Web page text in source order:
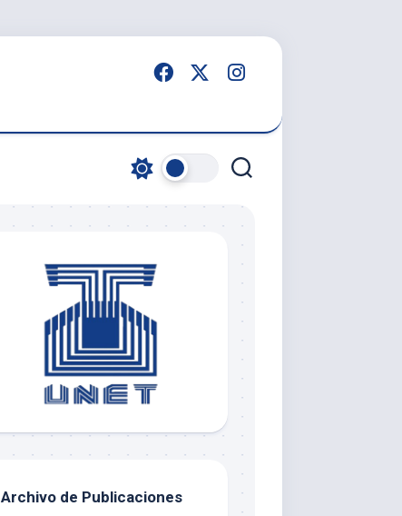
Archivo de Publicaciones